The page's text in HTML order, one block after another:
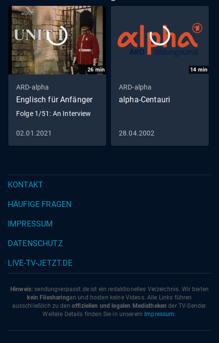
26min
ARD-alpha
Englisch für Anfänger
Folge 1/51: An Interview
02.01.2021
14 min
ARD-alpha
alpha-Centauri
28.04.2002
KONTAKT
HÄUFIGE FRAGEN
IMPRESSUM
DATENSCHUTZ
LIVE-TV-JETZT.DE
Hinweis: sendungverpasst.de ist ein redaktionelles Verzeichnis. Wir bieten
kein Filesharingan und hosten keine Videos. Alle Links führen
ausschließlich zu den offiziellen und legalen Mediatheken der TV-Sender.
Weitere Details finden Sie in unserem Impressum.